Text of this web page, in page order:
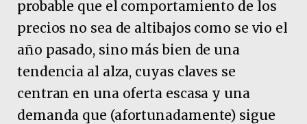
probable que el comportamiento de los
precios no sea de altibajos como se vio el
año pasado, sino más bien de una
tendencia al alza, cuyas claves se
centran en una oferta escasa y una
demanda que (afortunadamente) sigue